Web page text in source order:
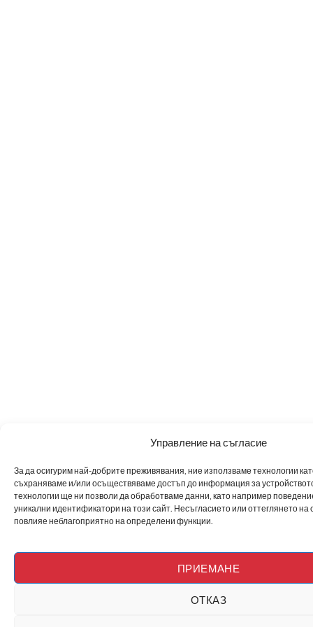
Управление на съгласие
За да осигурим най-добрите преживявания, ние използваме технологии
съхраняваме и/или осъществяваме достъп до информация за
технологии ще ни позволи да обработваме данни, като например
уникални идентификатори на този сайт. Несъгласието или оттеглянето на
повлияе неблагоприятно на определени функции.
ПРИЕМАНЕ
ОТКАЗ